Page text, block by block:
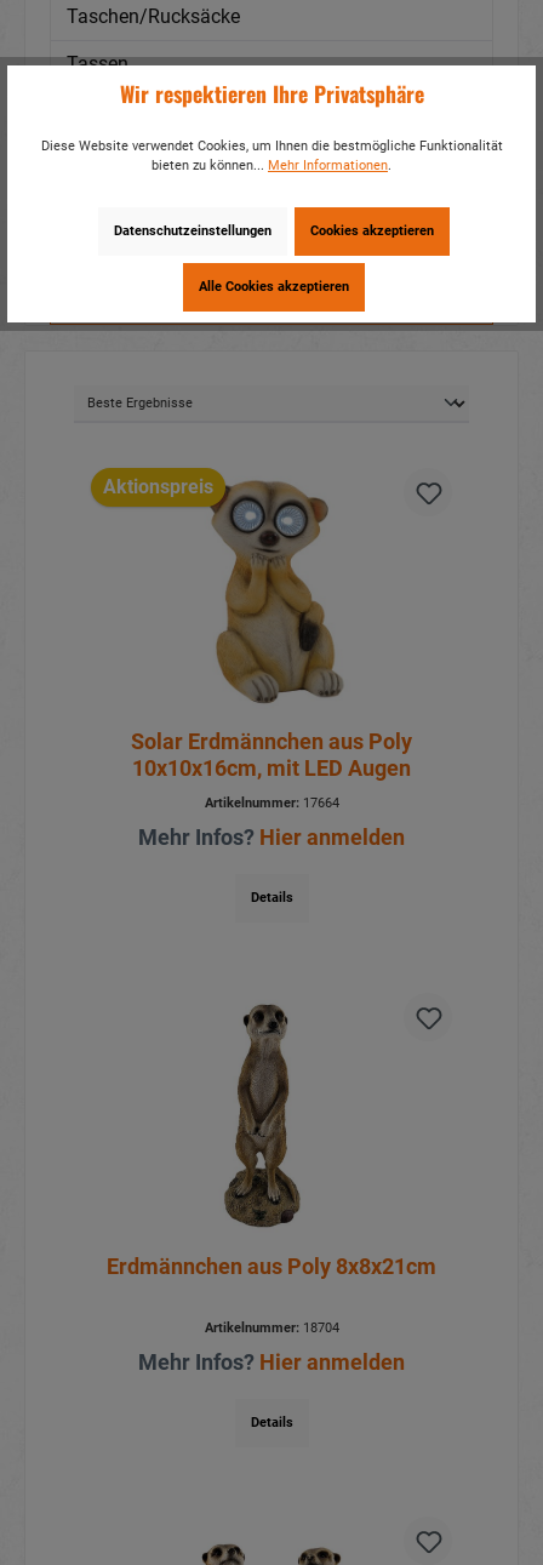
Taschen/Rucksäcke
Tassen
Themen
Filter
Aktionspreis
Solar Erdmännchen aus Poly
10x10x16cm, mit LED Augen
Artikelnummer:17664
Mehr Infos? Hier anmelden
Details
Erdmännchen aus Poly 8x8x21cm
Artikelnummer:18704
Mehr Infos? Hier anmelden
Details
Wir respektieren Ihre Privatsphäre
Diese Website verwendet Cookies, um Ihnen die bestmögliche Funktionalität
bieten zu können... Mehr Informationen.
Datenschutzeinstellungen Cookies akzeptieren
Alle Cookies akzeptieren